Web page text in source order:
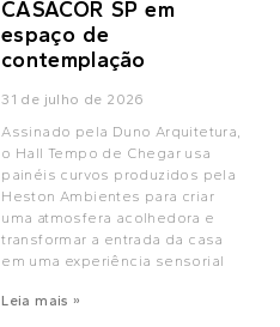
CASACOR SP em
espaço de
contemplação
31 de julho de 2026
Assinado pela Duno Arquitetura,
o Hall Tempo de Chegar usa
painéis curvos produzidos pela
Heston Ambientes para criar
uma atmosfera acolhedora e
transformar a entrada da casa
em uma experiência sensorial
Leia mais »